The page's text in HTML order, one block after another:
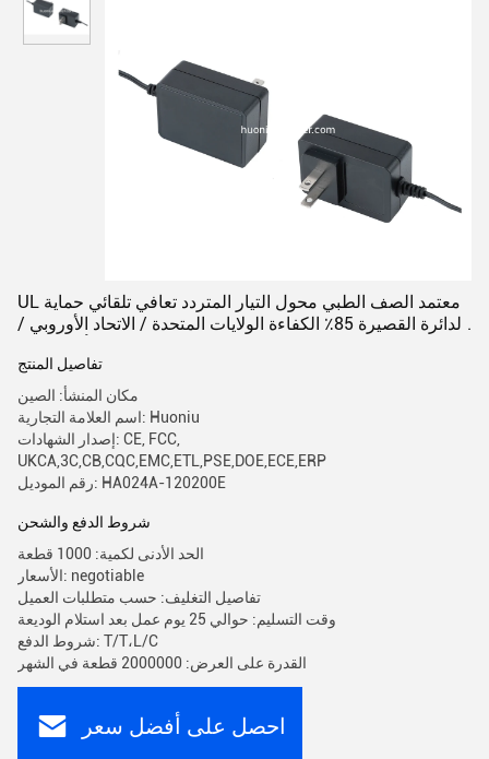
الخروج
UL معتمد الصف الطبي محول التيار المتردد تعافي تلقائي حماية
الدائرة القصيرة 85٪ الكفاءة الولايات المتحدة / الاتحاد الأوروبي /
تفاصيل المنتج
مكان المنشأ: الصين
اسم العلامة التجارية: Huoniu
إصدار الشهادات: CE, FCC,
UKCA,3C,CB,CQC,EMC,ETL,PSE,DOE,ECE,ERP
رقم الموديل: HA024A-120200E
شروط الدفع والشحن
الحد الأدنى لكمية: 1000 قطعة
الأسعار: negotiable
تفاصيل التغليف: حسب متطلبات العميل
وقت التسليم: حوالي 25 يوم عمل بعد استلام الوديعة
شروط الدفع: T/T،L/C
القدرة على العرض: 2000000 قطعة في الشهر
احصل على أفضل سعر